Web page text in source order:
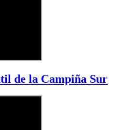
de la Campiña Sur